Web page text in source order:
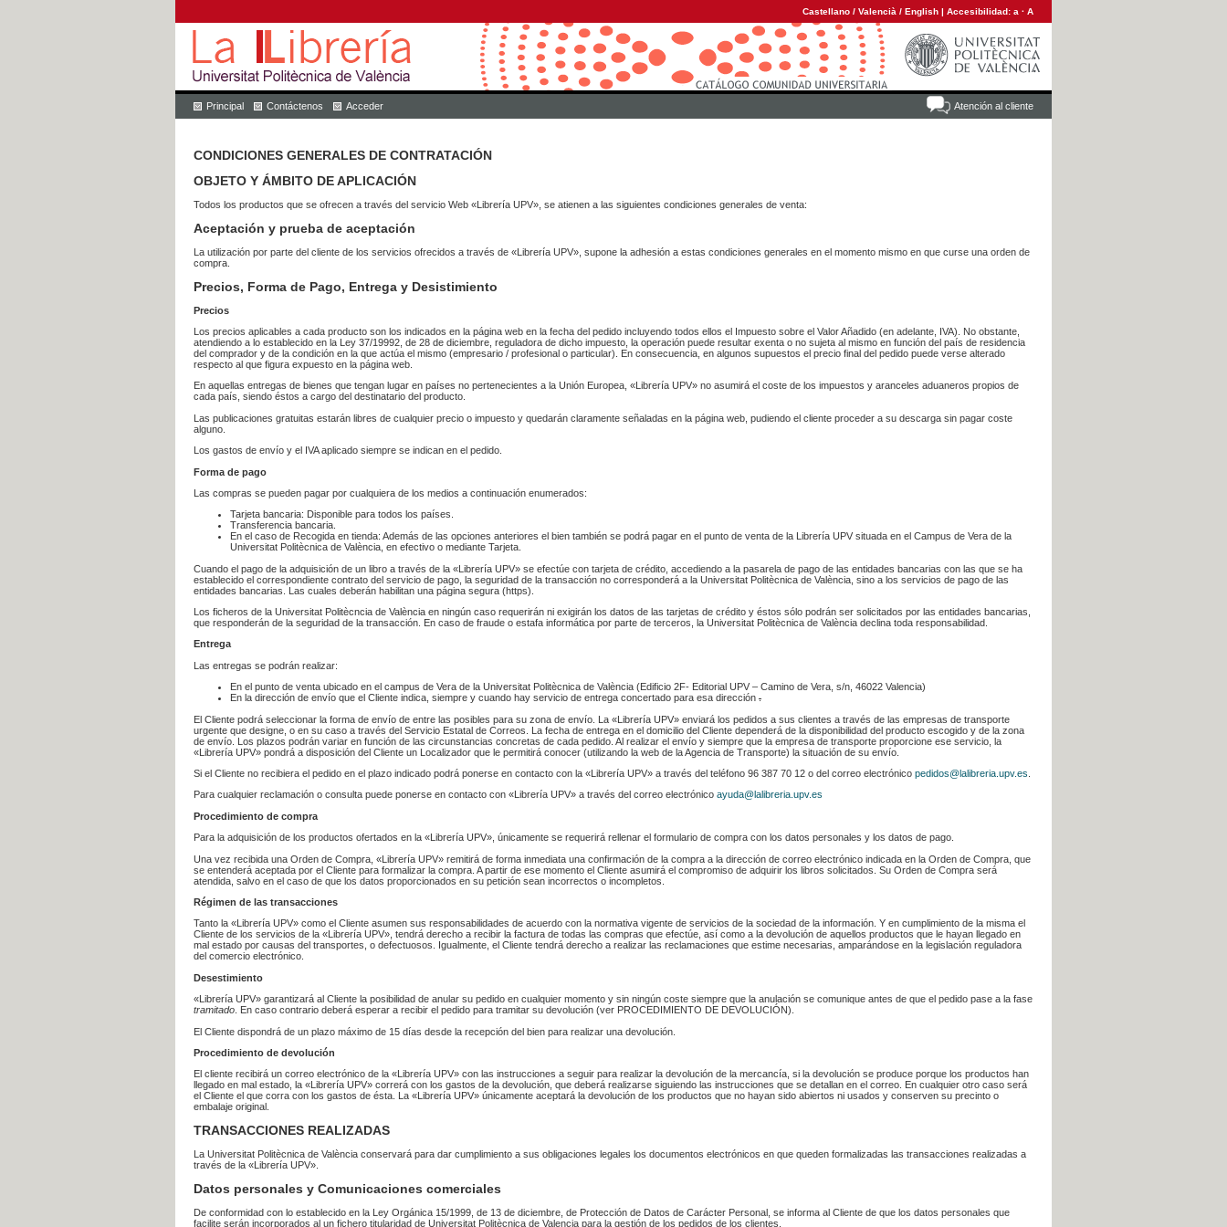
Castellano / Valencià / English | Accesibilidad: a · A
Atención al cliente
Principal Contáctenos Acceder
CONDICIONES GENERALES DE CONTRATACIÓN
OBJETO Y ÁMBITO DE APLICACIÓN
Todos los productos que se ofrecen a través del servicio Web «Librería UPV», se atienen a las siguientes condiciones generales de venta:
Aceptación y prueba de aceptación
La utilización por parte del cliente de los servicios ofrecidos a través de «Librería UPV», supone la adhesión a estas condiciones generales en el momento mismo en que curse una orden de
compra.
Precios, Forma de Pago, Entrega y Desistimiento
Precios
Los precios aplicables a cada producto son los indicados en la página web en la fecha del pedido incluyendo todos ellos el Impuesto sobre el Valor Añadido (en adelante, IVA). No obstante,
atendiendo a lo establecido en la Ley 37/19992, de 28 de diciembre, reguladora de dicho impuesto, la operación puede resultar exenta o no sujeta al mismo en función del país de residencia
del comprador y de la condición en la que actúa el mismo (empresario / profesional o particular). En consecuencia, en algunos supuestos el precio final del pedido puede verse alterado
respecto al que figura expuesto en la página web.
En aquellas entregas de bienes que tengan lugar en países no pertenecientes a la Unión Europea, «Librería UPV» no asumirá el coste de los impuestos y aranceles aduaneros propios de
cada país, siendo éstos a cargo del destinatario del producto.
Las publicaciones gratuitas estarán libres de cualquier precio o impuesto y quedarán claramente señaladas en la página web, pudiendo el cliente proceder a su descarga sin pagar coste
alguno.
Los gastos de envío y el IVA aplicado siempre se indican en el pedido.
Forma de pago
Las compras se pueden pagar por cualquiera de los medios a continuación enumerados:
Tarjeta bancaria: Disponible para todos los países.
Transferencia bancaria.
En el caso de Recogida en tienda: Además de las opciones anteriores el bien también se podrá pagar en el punto de venta de la Librería UPV situada en el Campus de Vera de la
Universitat Politècnica de València, en efectivo o mediante Tarjeta.
Cuando el pago de la adquisición de un libro a través de la «Librería UPV» se efectúe con tarjeta de crédito, accediendo a la pasarela de pago de las entidades bancarias con las que se ha
establecido el correspondiente contrato del servicio de pago, la seguridad de la transacción no corresponderá a la Universitat Politècnica de València, sino a los servicios de pago de las
entidades bancarias. Las cuales deberán habilitan una página segura (https).
Los ficheros de la Universitat Politècncia de València en ningún caso requerirán ni exigirán los datos de las tarjetas de crédito y éstos sólo podrán ser solicitados por las entidades bancarias,
que responderán de la seguridad de la transacción. En caso de fraude o estafa informática por parte de terceros, la Universitat Politècnica de València declina toda responsabilidad.
Entrega
Las entregas se podrán realizar:
En el punto de venta ubicado en el campus de Vera de la Universitat Politècnica de València (Edificio 2F- Editorial UPV – Camino de Vera, s/n, 46022 Valencia)
En la dirección de envío que el Cliente indica, siempre y cuando hay servicio de entrega concertado para esa dirección .
El Cliente podrá seleccionar la forma de envío de entre las posibles para su zona de envío. La «Librería UPV» enviará los pedidos a sus clientes a través de las empresas de transporte
urgente que designe, o en su caso a través del Servicio Estatal de Correos. La fecha de entrega en el domicilio del Cliente dependerá de la disponibilidad del producto escogido y de la zona
de envío. Los plazos podrán variar en función de las circunstancias concretas de cada pedido. Al realizar el envío y siempre que la empresa de transporte proporcione ese servicio, la
«Librería UPV» pondrá a disposición del Cliente un Localizador que le permitirá conocer (utilizando la web de la Agencia de Transporte) la situación de su envío.
Si el Cliente no recibiera el pedido en el plazo indicado podrá ponerse en contacto con la «Librería UPV» a través del teléfono 96 387 70 12 o del correo electrónico pedidos@lalibreria.upv.es
Para cualquier reclamación o consulta puede ponerse en contacto con «Librería UPV» a través del correo electrónico ayuda@lalibreria.upv.es
Procedimiento de compra
Para la adquisición de los productos ofertados en la «Librería UPV», únicamente se requerirá rellenar el formulario de compra con los datos personales y los datos de pago.
Una vez recibida una Orden de Compra, «Librería UPV» remitirá de forma inmediata una confirmación de la compra a la dirección de correo electrónico indicada en la Orden de Compra, que
se entenderá aceptada por el Cliente para formalizar la compra. A partir de ese momento el Cliente asumirá el compromiso de adquirir los libros solicitados. Su Orden de Compra será
atendida, salvo en el caso de que los datos proporcionados en su petición sean incorrectos o incompletos.
Régimen de las transacciones
Tanto la «Librería UPV» como el Cliente asumen sus responsabilidades de acuerdo con la normativa vigente de servicios de la sociedad de la información. Y en cumplimiento de la misma el
Cliente de los servicios de la «Librería UPV», tendrá derecho a recibir la factura de todas las compras que efectúe, así como a la devolución de aquellos productos que le hayan llegado en
mal estado por causas del transportes, o defectuosos. Igualmente, el Cliente tendrá derecho a realizar las reclamaciones que estime necesarias, amparándose en la legislación reguladora
del comercio electrónico.
Desestimiento
«Librería UPV» garantizará al Cliente la posibilidad de anular su pedido en cualquier momento y sin ningún coste siempre que la anulación se comunique antes de que el pedido pase a la fase
tramitado . En caso contrario deberá esperar a recibir el pedido para tramitar su devolución (ver PROCEDIMIENTO DE DEVOLUCIÓN).
El Cliente dispondrá de un plazo máximo de 15 días desde la recepción del bien para realizar una devolución.
Procedimiento de devolución
El cliente recibirá un correo electrónico de la «Librería UPV» con las instrucciones a seguir para realizar la devolución de la mercancía, si la devolución se produce porque los productos han
llegado en mal estado, la «Librería UPV» correrá con los gastos de la devolución, que deberá realizarse siguiendo las instrucciones que se detallan en el correo. En cualquier otro caso será
el Cliente el que corra con los gastos de ésta. La «Librería UPV» únicamente aceptará la devolución de los productos que no hayan sido abiertos ni usados y conserven su precinto o
embalaje original.
TRANSACCIONES REALIZADAS
La Universitat Politècnica de València conservará para dar cumplimiento a sus obligaciones legales los documentos electrónicos en que queden formalizadas las transacciones realizadas a
través de la «Librería UPV».
Datos personales y Comunicaciones comerciales
De conformidad con lo establecido en la Ley Orgánica 15/1999, de 13 de diciembre, de Protección de Datos de Carácter Personal, se informa al Cliente de que los datos personales que
facilite serán incorporados al un fichero titularidad de Universitat Politècnica de Valencia para la gestión de los pedidos de los clientes.